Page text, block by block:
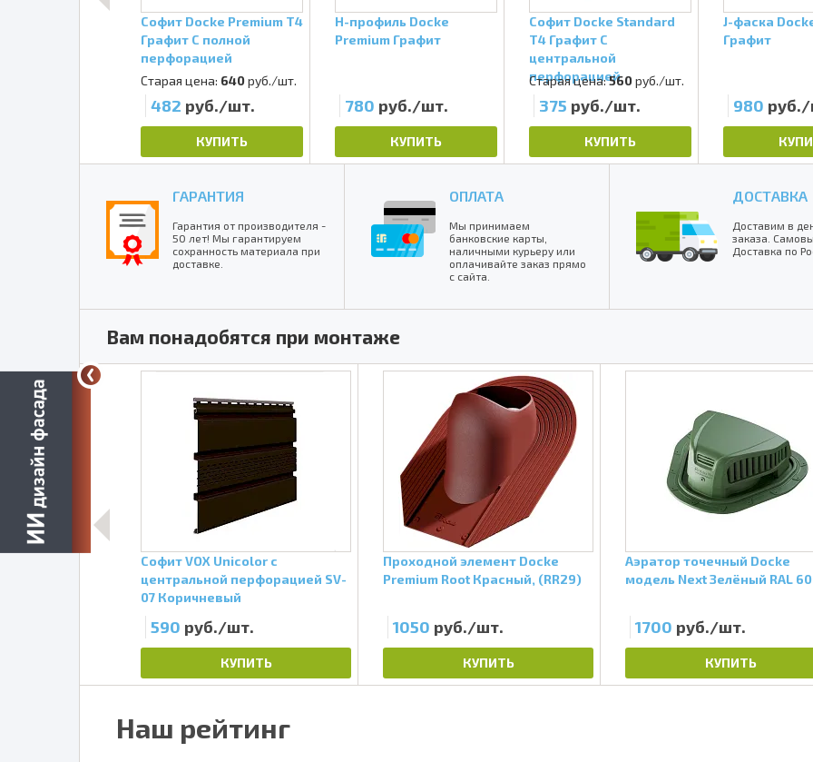
Софит Docke Premium Т4
Графит С полной
перфорацией
Старая цена: 640руб./шт.
482 руб./шт.
КУПИТЬ
H-профиль Docke
Premium Графит
780 руб./шт.
КУПИТЬ
Софит Docke Standard
Т4 Графит С
центральной
перфорацией
Старая цена:560руб./шт.
375 руб./шт.
КУПИТЬ
J-фаска
Графит
980
ГАРАНТИЯ
Гарантия от производителя -
50 лет! Мы гарантируем
сохранность материала при
доставке.
ОПЛАТА
Мы принимаем
банковские карты,
наличными курьеру или
оплачивайте заказ прямо
с сайта.
ДОСТАВКА
Доставим в
заказа.
Доставка по
Вам понадобятся при монтаже
Софит VOX Unicolor с
центральной перфорацией SV-
07 Коричневый
590 руб./шт.
КУПИТЬ
Проходной элемент Docke
Premium Root Красный, (RR29)
1050 руб./шт.
КУПИТЬ
Аэратор точечный Docke
модель Next Зелёный RAL
1700 руб./шт.
КУПИТЬ
Наш рейтинг